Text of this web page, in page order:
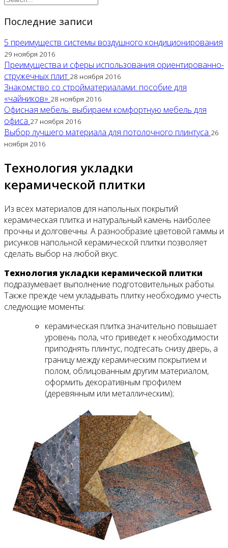
Последние записи
5 преимуществ системы воздушного кондиционирования
29 ноября 2016
Преимущества и сферы использования ориентированно-
стружечных плит 28 ноября 2016
Знакомство со стройматериалами: пособие для
«чайников» 28 ноября 2016
Офисная мебель: выбираем комфортную мебель для
офиса 27 ноября 2016
Выбор лучшего материала для потолочного плинтуса 26
ноября 2016
Технология укладки
керамической плитки
Из всех материалов для напольных покрытий
керамическая плитка и натуральный камень наиболее
прочны и долговечны. А разнообразие цветовой гаммы и
рисунков напольной керамической плитки позволяет
сделать выбор на любой вкус.
Технология укладки керамической плитки
подразумевает выполнение подготовительных работы.
Также прежде чем укладывать плитку необходимо учесть
следующие моменты:
керамическая плитка значительно повышает
уровень пола, что приведет к необходимости
приподнять плинтус, подтесать снизу дверь, а
границу между кера­мическим покрытием и
полом, облицованным другим материалом,
оформить декоративным профилем
(деревянным или металлическим);